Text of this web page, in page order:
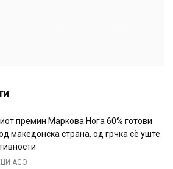
премин Маркова Нога 60% готови
македонска страна, од грчка сè уште
AGO